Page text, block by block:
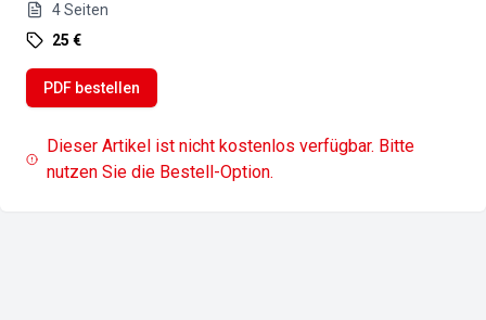
4Seiten
25 €
PDF bestellen
Dieser Artikel ist nicht kostenlos verfügbar. Bitte
nutzen Sie die Bestell-Option.